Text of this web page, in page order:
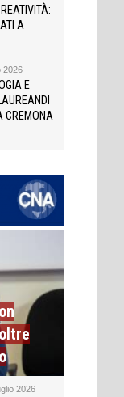
A
2026
E
CREMONA
2026